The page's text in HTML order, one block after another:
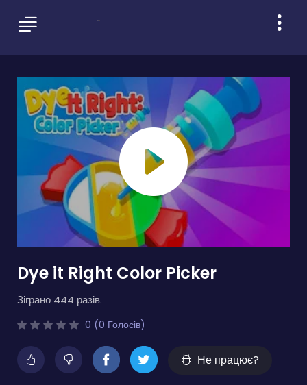
Dye it Right Color Picker
Зіграно 444 разів.
0 (0 Голосів)
Не працює?